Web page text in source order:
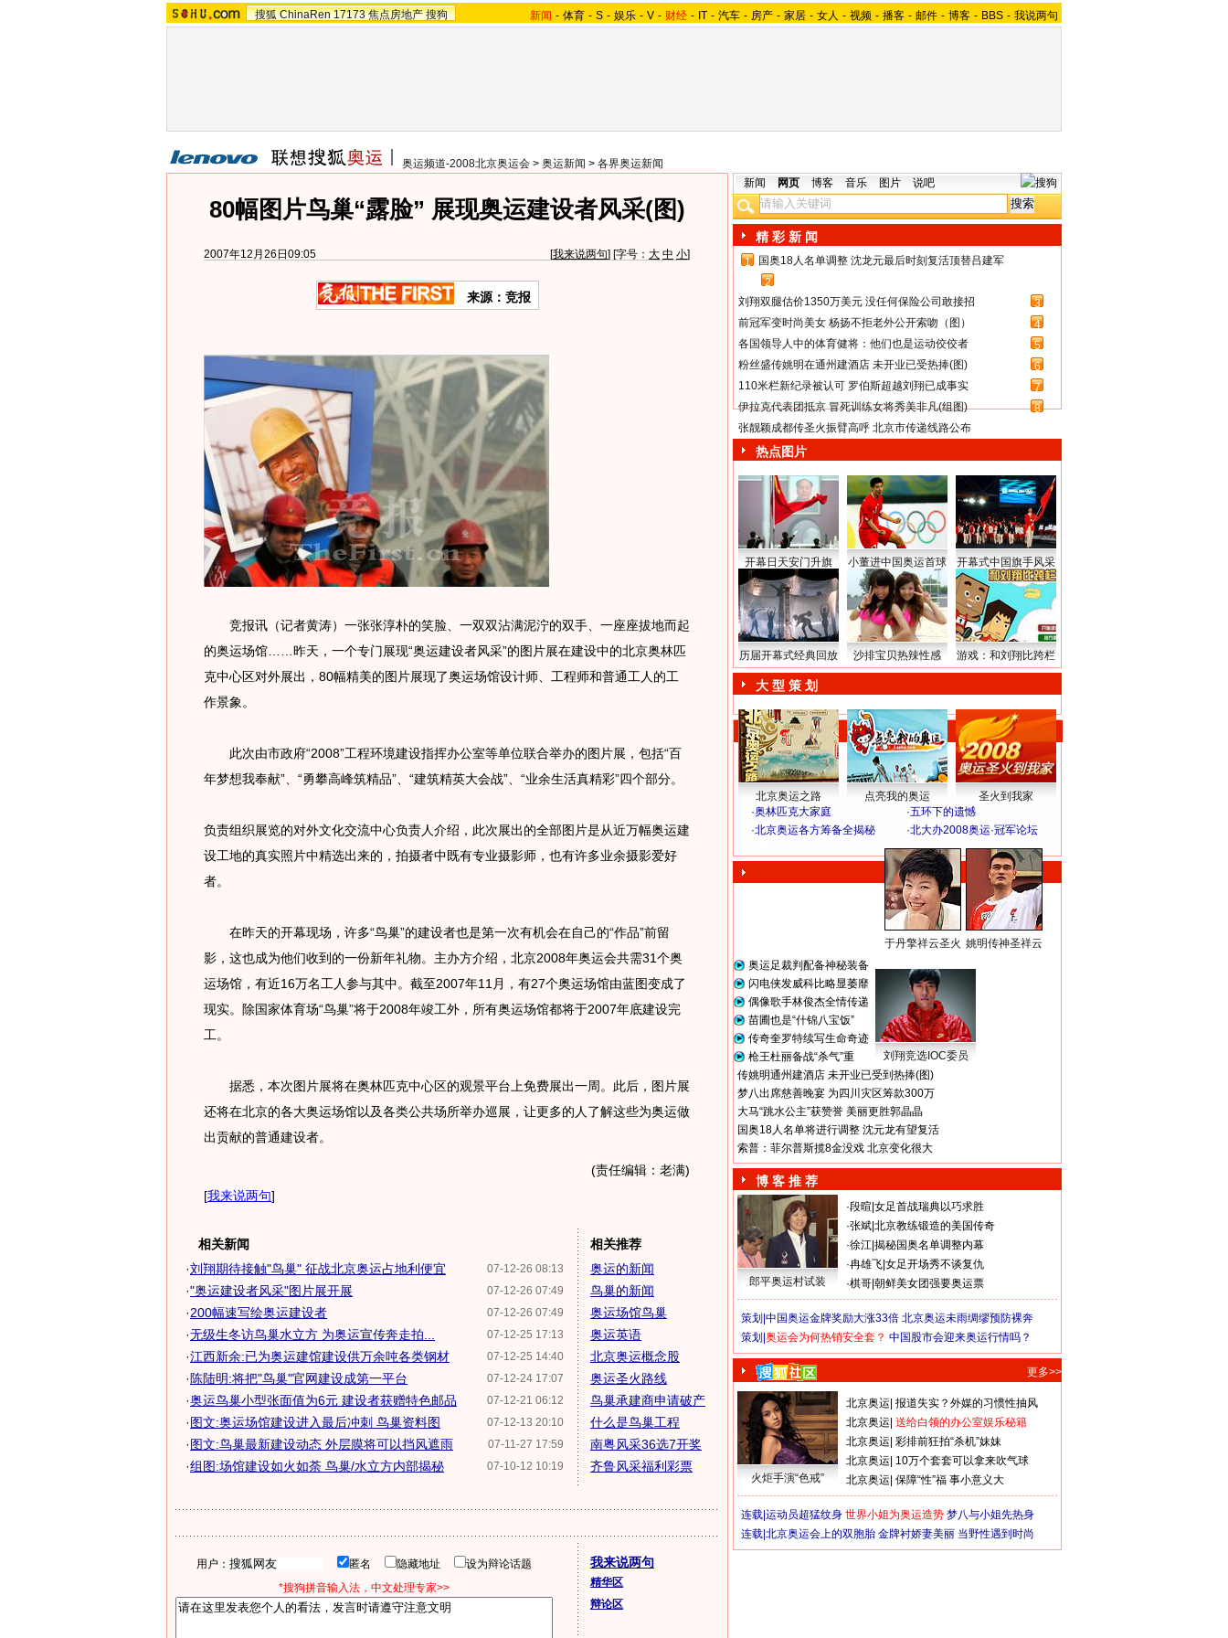
搜狐 ChinaRen 17173 焦点房地产 搜狗 新闻 - 体育 - S - 娱乐 - V - 财经 - IT - 汽车 - 房产 - 家居 - 女人 - 视频 - 播客 - 邮件 - 博客 - BBS - 我说两句
奥运频道-2008北京奥运会 > 奥运新闻 > 各界奥运新闻
80幅图片鸟巢“露脸” 展现奥运建设者风采(图)
2007年12月26日09:05 [我来说两句] [字号： 大 中 小]
来源：竞报
竞报讯（记者黄涛）一张张淳朴的笑脸、一双双沾满泥泞的双手、一座座拔地而起
的奥运场馆……昨天，一个专门展现“奥运建设者风采”的图片展在建设中的北京奥林匹
克中心区对外展出，80幅精美的图片展现了奥运场馆设计师、工程师和普通工人的工
作景象。
此次由市政府“2008”工程环境建设指挥办公室等单位联合举办的图片展，包括“百
年梦想我奉献”、“勇攀高峰筑精品”、“建筑精英大会战”、“业余生活真精彩”四个部分。
负责组织展览的对外文化交流中心负责人介绍，此次展出的全部图片是从近万幅奥运建
设工地的真实照片中精选出来的，拍摄者中既有专业摄影师，也有许多业余摄影爱好
者。
在昨天的开幕现场，许多“鸟巢”的建设者也是第一次有机会在自己的“作品”前留
影，这也成为他们收到的一份新年礼物。主办方介绍，北京2008年奥运会共需31个奥
运场馆，有近16万名工人参与其中。截至2007年11月，有27个奥运场馆由蓝图变成了
现实。除国家体育场“鸟巢”将于2008年竣工外，所有奥运场馆都将于2007年底建设完
工。
据悉，本次图片展将在奥林匹克中心区的观景平台上免费展出一周。此后，图片展
还将在北京的各大奥运场馆以及各类公共场所举办巡展，让更多的人了解这些为奥运做
出贡献的普通建设者。
(责任编辑：老满)
[我来说两句]
相关新闻
07-12-26 08:13
·刘翔期待接触"鸟巢" 征战北京奥运占地利便宜
07-12-26 07:49
·"奥运建设者风采"图片展开展
07-12-26 07:49
·200幅速写绘奥运建设者
07-12-25 17:13
·无级生冬访鸟巢水立方 为奥运宣传奔走拍...
07-12-25 14:40
·江西新余:已为奥运建馆建设供万余吨各类钢材
07-12-24 17:07
· 陈陆明:将把"鸟巢"官网建设成第一平台
07-12-21 06:12
·奥运鸟巢小型张面值为6元 建设者获赠特色邮品
07-12-13 20:10
·图文:奥运场馆建设进入最后冲刺 鸟巢资料图
07-11-27 17:59
·图文:鸟巢最新建设动态 外层膜将可以挡风遮雨
07-10-12 10:19
·组图:场馆建设如火如荼 鸟巢/水立方内部揭秘
相关推荐
奥运的新闻
鸟巢的新闻
奥运场馆鸟巢
奥运英语
北京奥运概念股
奥运圣火路线
鸟巢承建商申请破产
什么是鸟巢工程
南粤风采36选7开奖
齐鲁风采福利彩票
用户： 匿名 隐藏地址
设为辩论话题
*搜狗拼音输入法，中文处理专家>>
我来说两句
精华区
辩论区
新闻 网页 博客 音乐 图片 说吧
精 彩 新 闻
1
国奥18人名单调整 沈龙元最后时刻复活顶替吕建军
2
刘翔双腿估价1350万美元 没任何保险公司敢接招
3
前冠军变时尚美女 杨扬不拒老外公开索吻（图）
4
各国领导人中的体育健将：他们也是运动佼佼者
5
粉丝盛传姚明在通州建酒店 未开业已受热捧(图)
6
110米栏新纪录被认可 罗伯斯超越刘翔已成事实
7
伊拉克代表团抵京 冒死训练女将秀美非凡(组图)
8
张靓颖成都传圣火振臂高呼 北京市传递线路公布
热点图片
开幕日天安门升旗 小董进中国奥运首球 开幕式中国旗手风采
历届开幕式经典回放 沙排宝贝热辣性感 游戏：和刘翔比跨栏
大 型 策 划
北京奥运之路 点亮我的奥运
圣火到我家
·奥林匹克大家庭 ·五环下的遗憾
·北京奥运各方筹备全揭秘 ·北大办2008奥运·冠军论坛
于丹擎祥云圣火 姚明传神圣祥云
奥运足裁判配备神秘装备
闪电侠发威科比略显萎靡
偶像歌手林俊杰全情传递
苗圃也是“什锦八宝饭”
传奇奎罗特续写生命奇迹
枪王杜丽备战“杀气”重
刘翔竞选IOC委员
传姚明通州建酒店 未开业已受到热捧(图)
梦八出席慈善晚宴 为四川灾区筹款300万
大马“跳水公主”获赞誉 美丽更胜郭晶晶
国奥18人名单将进行调整 沈元龙有望复活
索普：菲尔普斯揽8金没戏 北京变化很大
博 客 推 荐
郎平奥运村试装
·段暄 女足首战瑞典以巧求胜
·张斌 北京教练锻造的美国传奇
·徐江 揭秘国奥名单调整内幕
·冉雄飞 女足开场秀不谈复仇
·棋哥 朝鲜美女团强要奥运票
策划| 中国奥运金牌奖励大涨33倍 北京奥运未雨绸缪预防裸奔
策划| 奥运会为何热销安全套？ 中国股市会迎来奥运行情吗？
更多>>
火炬手演“色戒”
北京奥运 报道失实？外媒的习惯性抽风
北京奥运 送给白领的办公室娱乐秘籍
北京奥运 彩排前狂拍“杀机”妹妹
北京奥运 10万个套套可以拿来吹气球
北京奥运 保障“性”福 事小意义大
连载| 运动员超猛纹身 世界小姐为奥运造势 梦八与小姐先热身
连载| 北京奥运会上的双胞胎 金牌衬娇妻美丽 当野性遇到时尚